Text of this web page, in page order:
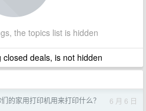
the topics list is hidden
deals, is not hidden
的家用打印机用来打印什么？ 6 月 6 日